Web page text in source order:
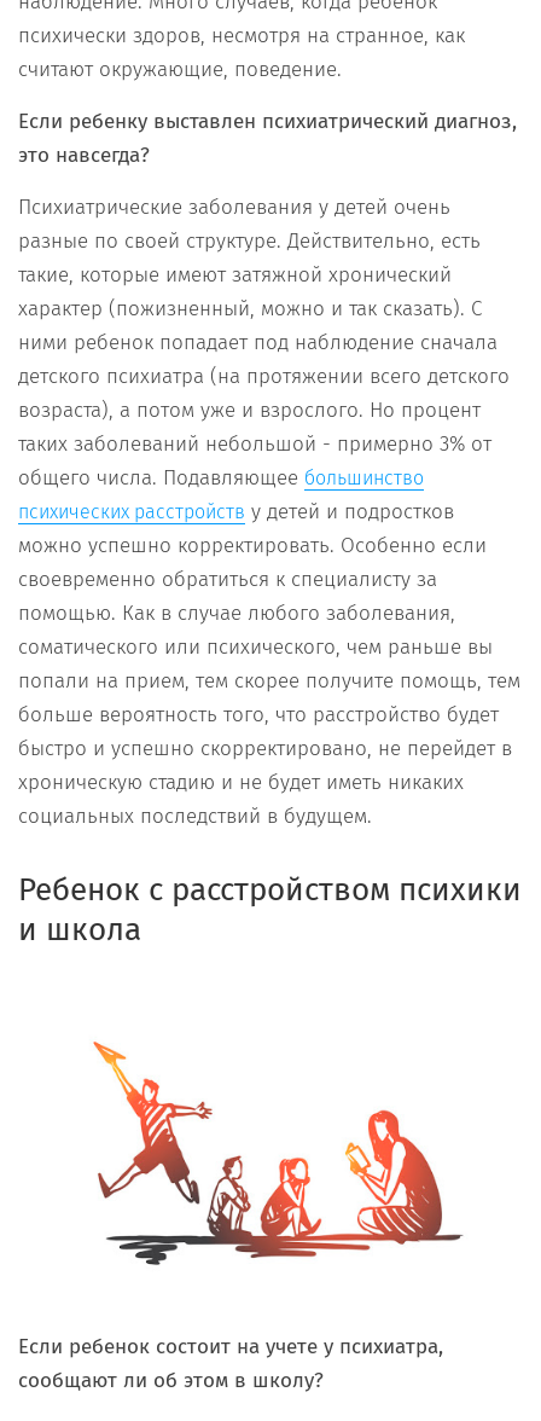
психически здоров, несмотря на странное, как
считают окружающие, поведение.
Если ребенку выставлен психиатрический диагноз,
это навсегда?
Психиатрические заболевания у детей очень
разные по своей структуре. Действительно, есть
такие, которые имеют затяжной хронический
характер (пожизненный, можно и так сказать). С
ними ребенок попадает под наблюдение сначала
детского психиатра (на протяжении всего детского
возраста), а потом уже и взрослого. Но процент
таких заболеваний небольшой - примерно 3% от
общего числа. Подавляющее большинство
психических расстройств у детей и подростков
можно успешно корректировать. Особенно если
своевременно обратиться к специалисту за
помощью. Как в случае любого заболевания,
соматического или психического, чем раньше вы
попали на прием, тем скорее получите помощь, тем
больше вероятность того, что расстройство будет
быстро и успешно скорректировано, не перейдет в
хроническую стадию и не будет иметь никаких
социальных последствий в будущем.
Ребенок с расстройством психики
и школа
Если ребенок состоит на учете у психиатра,
сообщают ли об этом в школу?